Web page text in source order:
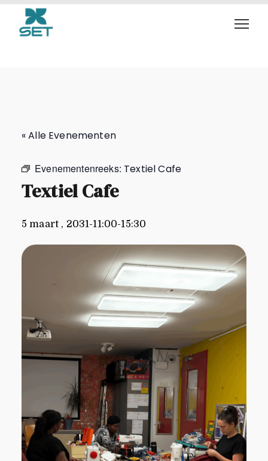
Textiel Cafe
« Alle Evenementen
Evenementenreeks: Textiel Cafe
Textiel Cafe
5 maart , 2031-11:00-15:30